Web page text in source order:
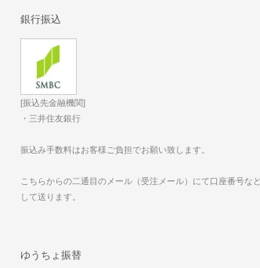
銀行振込
[振込先金融機関]
・三井住友銀行
振込み手数料はお客様ご負担でお願い致します。
こちらからの二通目のメール（受注メール）にて口座番号な
して送ります。
ゆうちょ振替